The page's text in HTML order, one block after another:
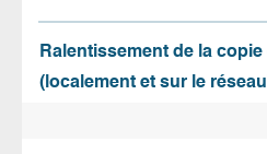
Ralentissement de la
(localement et sur le